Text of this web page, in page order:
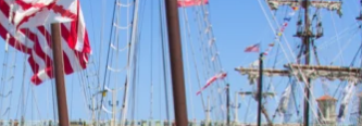
Cultural
Abrazan
Espiritualidad,
la
Cultura
y